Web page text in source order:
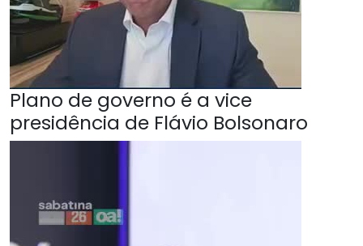
Plano de governo é a vice
presidência de Flávio Bolsonaro